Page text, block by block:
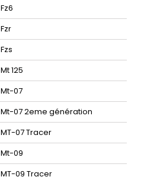
Fz6
Fzr
Fzs
Mt 125
Mt-07
Mt-07 2eme génération
MT-07 Tracer
Mt-09
MT-09 Tracer